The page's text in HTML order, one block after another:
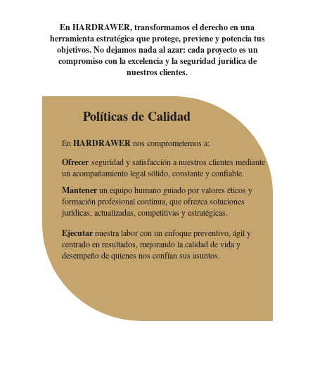
En HARDRAWER, transformamos el derecho en una
herramienta estratégica que protege, previene y potencia tus
objetivos. No dejamos nada al azar: cada proyecto es un
compromiso con la excelencia y la seguridad jurídica de
nuestros clientes.
En HARDRAWERnos comprometemos a:
Ofrecer seguridad y satisfacción a nuestros clientes mediante
un acompañamiento legal sólido, constante y confiable.
Mantenerun equipo humano guiado por valores éticos y
formación profesional continua, que ofrezca soluciones
jurídicas, actualizadas, competitivas y estratégicas.
Ejecutarnuestra labor con un enfoque preventivo, ágil y
centrado en resultados, mejorando la calidad de vida y
desempeño de quienes nos confían sus asuntos.
Políticas de Calidad